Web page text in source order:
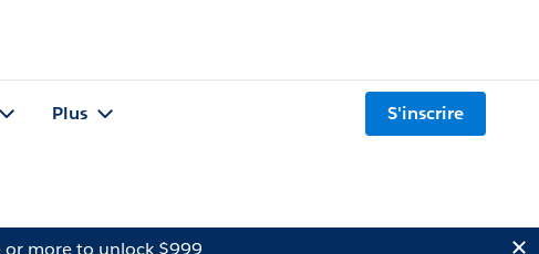
Plus S'inscrire
or more to unlock $999